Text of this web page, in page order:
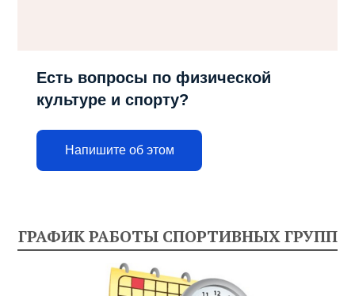
Есть вопросы по физической
культуре и спорту?
Напишите об этом
ГРАФИК РАБОТЫ СПОРТИВНЫХ ГРУПП